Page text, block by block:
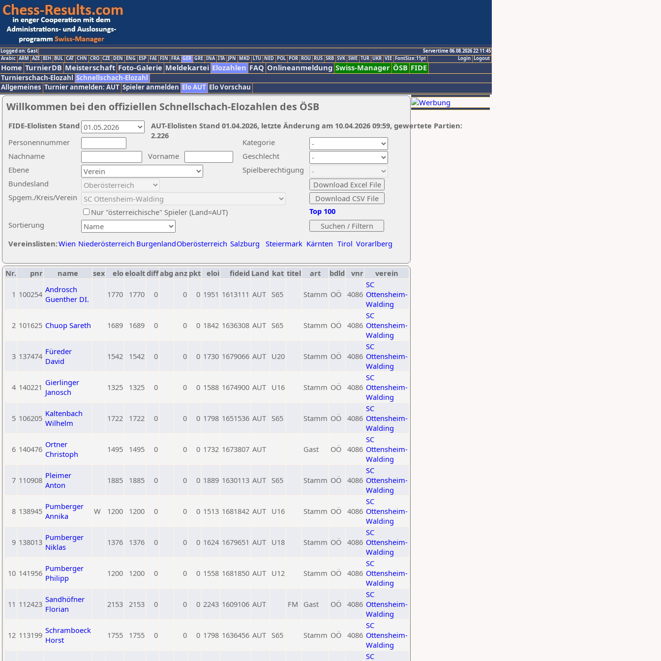
Logged on: Gast
Servertime 06.08.2026 22:11:45
Logout
Login
Arabic ARM AZE BIH BUL CAT CHN CRO CZE DEN ENG ESP FAI FIN FRA GER GRE INA ITA JPN MKD LTU NED POL POR ROU RUS SRB SVK SWE TUR UKR VIE FontSize:11pt
Home TurnierDB Meisterschaft Foto-Galerie Meldekartei Elozahlen FAQ Onlineanmeldung Swiss-Manager ÖSB FIDE
Turnierschach-Elozahl Schnellschach-Elozahl
Allgemeines Turnier anmelden: AUT Spieler anmelden Elo AUT Elo Vorschau
Willkommen bei den offiziellen Schnellschach-Elozahlen des ÖSB
Nachname
Vorname
Ebene
Kategorie
Sortierung
Personennummer
Bundesland
Spgem./Kreis/Verein
Geschlecht
Nur "österreichische" Spieler (Land=AUT)
Spielberechtigung
Vereinslisten:Wien Niederösterreich BurgenlandOberösterreich Salzburg Steiermark Kärnten Tirol Vorarlberg
Top 100
AUT-Elolisten Stand 01.04.2026, letzte Änderung am 10.04.2026 09:59, gewertete Partien:
2.226
FIDE-Elolisten Stand
Nr. pnr name sex eloeloaltdiffabg anz pkt eloi fideid Land kat titel art bdld vnr verein
1 100254 Androsch
Guenther DI.
1770 1770 0 0 0 1951 1613111 AUT S65 Stamm OÖ 4086
SC
Ottensheim-
Walding
2 101625 Chuop Sareth 1689 1689 0 0 0 1842 1636308 AUT S65 Stamm OÖ 4086
SC
Ottensheim-
Walding
3 137474 Füreder
David
1542 1542 0 0 0 1730 1679066 AUT U20 Stamm OÖ 4086
SC
Ottensheim-
Walding
4 140221 Gierlinger
Janosch
1325 1325 0 0 0 1588 1674900 AUT U16 Stamm OÖ 4086
SC
Ottensheim-
Walding
5 106205 Kaltenbach
Wilhelm
1722 1722 0 0 0 1798 1651536 AUT S65 Stamm OÖ 4086
SC
Ottensheim-
Walding
6 140476 Ortner
Christoph
1495 1495 0 0 0 1732 1673807 AUT Gast OÖ 4086
SC
Ottensheim-
Walding
7 110908 Pleimer
Anton
1885 1885 0 0 0 1889 1630113 AUT S65 Stamm OÖ 4086
SC
Ottensheim-
Walding
8 138945 Pumberger
Annika
W 1200 1200 0 0 0 1513 1681842 AUT U16 Stamm OÖ 4086
SC
Ottensheim-
Walding
9 138013 Pumberger
Niklas
1376 1376 0 0 0 1624 1679651 AUT U18 Stamm OÖ 4086
SC
Ottensheim-
Walding
10 141956 Pumberger
Philipp
1200 1200 0 0 0 1558 1681850 AUT U12 Stamm OÖ 4086
SC
Ottensheim-
Walding
11 112423 Sandhöfner
Florian
2153 2153 0 0 0 2243 1609106 AUT FM Gast OÖ 4086
SC
Ottensheim-
Walding
12 113199 Schramboeck
Horst
1755 1755 0 0 0 1798 1636456 AUT S65 Stamm OÖ 4086
SC
Ottensheim-
Walding
SC